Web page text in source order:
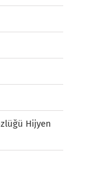
Hijyen